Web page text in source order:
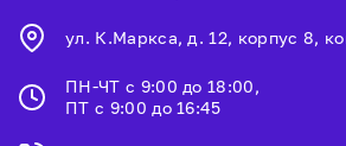
ул. К.Маркса, д. 12, корпус 8,
ПН-ЧТ с 9:00 до 18:00,
ПТ с 9:00 до 16:45